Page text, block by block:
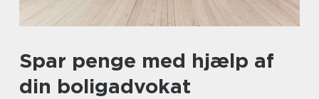
Spar penge med hjælp af
din boligadvokat